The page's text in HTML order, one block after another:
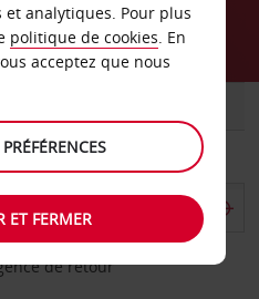
de retour
analytiques. Pour plus
politique de cookies. En
acceptez que nous
ET FERMER